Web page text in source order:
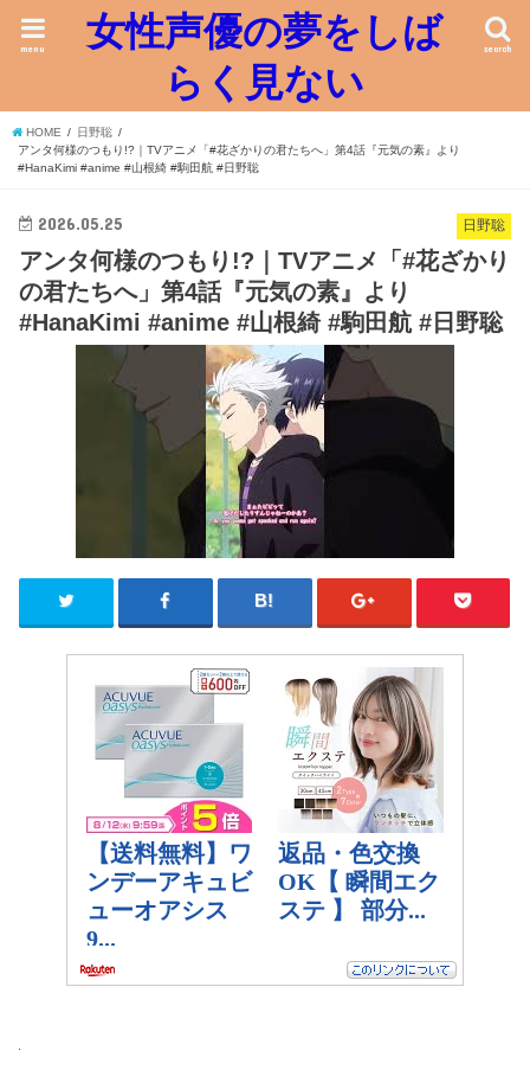
女性声優の夢をしば
らく見ない
search
menu
HOME
日野聡
アンタ何様のつもり!?｜TVアニメ「#花ざかりの君たちへ」第4話『元気の素』より
#HanaKimi #anime #山根綺 #駒田航 #日野聡
日野聡
2026.05.25
アンタ何様のつもり!?｜TVアニメ「#花ざかり
の君たちへ」第4話『元気の素』より
#HanaKimi #anime #山根綺 #駒田航 #日野聡